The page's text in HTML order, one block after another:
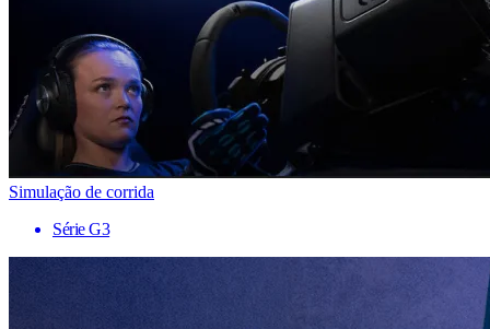
Simulação de corrida
Série G3